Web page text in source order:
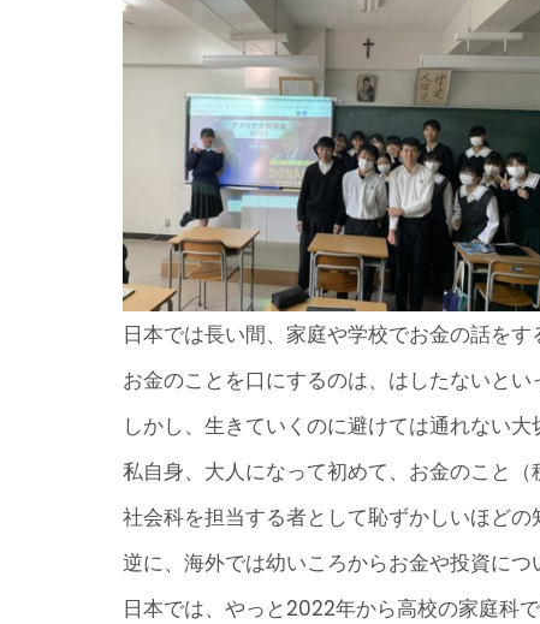
日本では長い間、家庭や学校でお金の話をす
お金のことを口にするのは、はしたないとい
しかし、生きていくのに避けては通れない
私自身、大人になって初めて、お金のこと
社会科を担当する者として恥ずかしいほどの
逆に、海外では幼いころからお金や投資につ
日本では、やっと2022年から高校の家庭科